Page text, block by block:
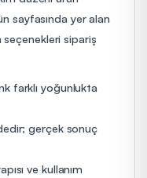
sayfasında yer alan
sipariş
farklı yoğunlukta
gerçek sonuç
ve kullanım